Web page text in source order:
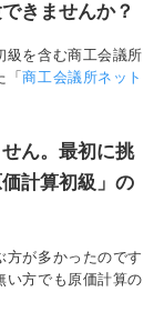
きませんか？
級を含む商工会議所
「商工会議所ネット
ん。最初に挑
計算初級」の
方が多かったのです
い方でも原価計算の